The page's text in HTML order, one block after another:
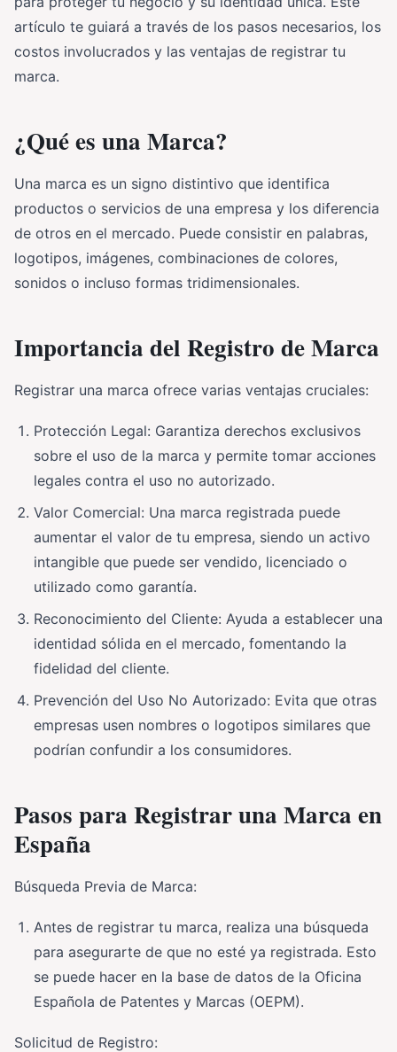
artículo te guiará a través de los pasos necesarios, los
costos involucrados y las ventajas de registrar tu
marca.
¿Qué es una Marca?
Una marca es un signo distintivo que identifica
productos o servicios de una empresa y los diferencia
de otros en el mercado. Puede consistir en palabras,
logotipos, imágenes, combinaciones de colores,
sonidos o incluso formas tridimensionales.
Importancia del Registro de Marca
Registrar una marca ofrece varias ventajas cruciales:
Protección Legal: Garantiza derechos exclusivos
sobre el uso de la marca y permite tomar acciones
legales contra el uso no autorizado.
Valor Comercial: Una marca registrada puede
aumentar el valor de tu empresa, siendo un activo
intangible que puede ser vendido, licenciado o
utilizado como garantía.
Reconocimiento del Cliente: Ayuda a establecer una
identidad sólida en el mercado, fomentando la
fidelidad del cliente.
Prevención del Uso No Autorizado: Evita que otras
empresas usen nombres o logotipos similares que
podrían confundir a los consumidores.
Pasos para Registrar una Marca en
España
Búsqueda Previa de Marca:
Antes de registrar tu marca, realiza una búsqueda
para asegurarte de que no esté ya registrada. Esto
se puede hacer en la base de datos de la Oficina
Española de Patentes y Marcas (OEPM).
Solicitud de Registro: